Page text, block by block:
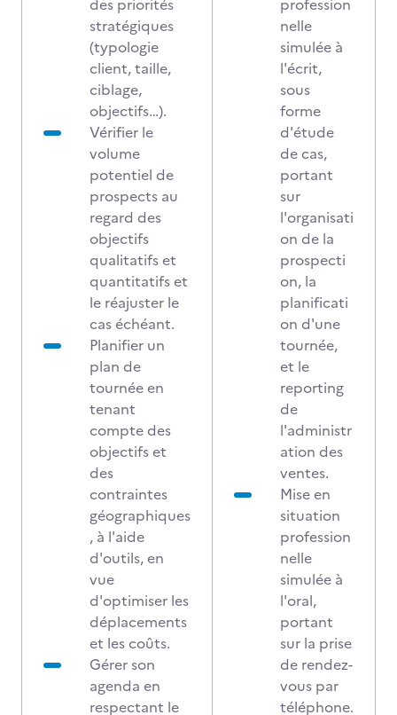
des priorités
stratégiques
(typologie
client, taille,
ciblage,
objectifs…).
Vérifier le
volume
potentiel de
prospects au
regard des
objectifs
qualitatifs et
quantitatifs et
le réajuster le
cas échéant.
Planifier un
plan de
tournée en
tenant
compte des
objectifs et
des
contraintes
géographiques
, à l'aide
d'outils, en
vue
d'optimiser les
déplacements
et les coûts.
Gérer son
agenda en
respectant le
profession
nelle
simulée à
l'écrit,
sous
forme
d'étude
de cas,
portant
sur
l'organisati
on de la
prospecti
on, la
planificati
on d'une
tournée,
et le
reporting
de
l'administr
ation des
ventes.
Mise en
situation
profession
nelle
simulée à
l'oral,
portant
sur la prise
de rendez-
vous par
téléphone.